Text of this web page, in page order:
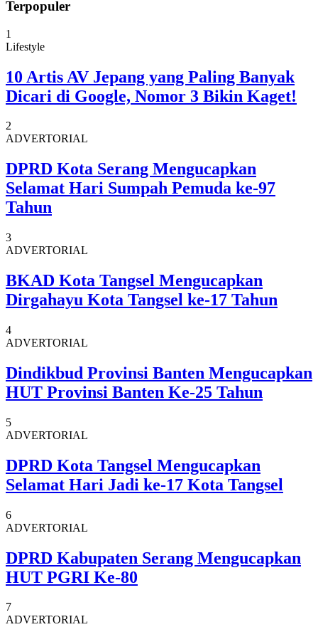
Terpopuler
1
Lifestyle
10 Artis AV Jepang yang Paling Banyak
Dicari di Google, Nomor 3 Bikin Kaget!
2
ADVERTORIAL
DPRD Kota Serang Mengucapkan
Selamat Hari Sumpah Pemuda ke-97
Tahun
3
ADVERTORIAL
BKAD Kota Tangsel Mengucapkan
Dirgahayu Kota Tangsel ke-17 Tahun
4
ADVERTORIAL
Dindikbud Provinsi Banten Mengucapkan
HUT Provinsi Banten Ke-25 Tahun
5
ADVERTORIAL
DPRD Kota Tangsel Mengucapkan
Selamat Hari Jadi ke-17 Kota Tangsel
6
ADVERTORIAL
DPRD Kabupaten Serang Mengucapkan
HUT PGRI Ke-80
7
ADVERTORIAL